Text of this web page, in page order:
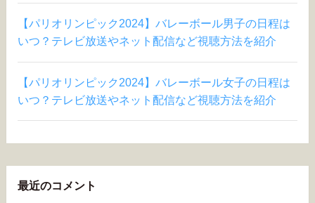
【パリオリンピック2024】バレーボール男子の日程は
いつ？テレビ放送やネット配信など視聴方法を紹介
【パリオリンピック2024】バレーボール女子の日程は
いつ？テレビ放送やネット配信など視聴方法を紹介
最近のコメント